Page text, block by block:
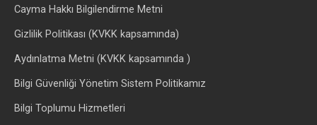
Cayma Hakkı Bilgilendirme Metni
Gizlilik Politikası (KVKK kapsamında)
Aydınlatma Metni (KVKK kapsamında )
Bilgi Güvenliği Yönetim Sistem Politikamız
Bilgi Toplumu Hizmetleri